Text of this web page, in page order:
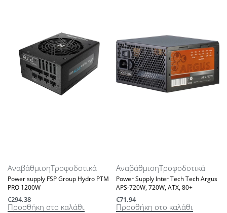
ΑναβάθμισηΤροφοδοτικά
Power supply FSP Group Hydro PTM
PRO 1200W
€294.38
Προσθήκη στο καλάθι
ΑναβάθμισηΤροφοδοτικά
Power Supply Inter Tech Tech Argus
APS-720W, 720W, ATX, 80+
€71.94
Προσθήκη στο καλάθι